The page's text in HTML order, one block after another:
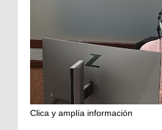
Clica y amplía información